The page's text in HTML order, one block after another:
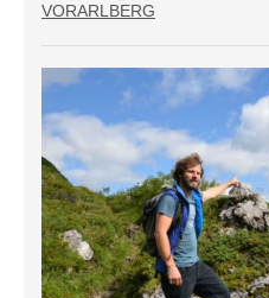
VORARLBERG